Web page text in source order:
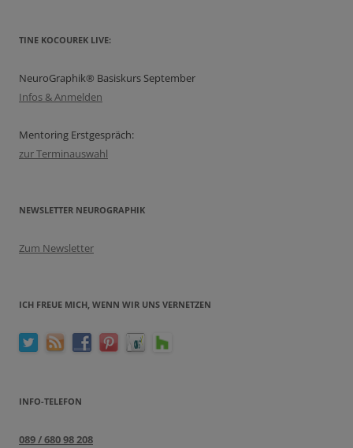
TINE KOCOUREK LIVE:
NeuroGraphik® Basiskurs September
Infos & Anmelden
Mentoring Erstgespräch:
zur Terminauswahl
NEWSLETTER NEUROGRAPHIK
Zum Newsletter
ICH FREUE MICH, WENN WIR UNS VERNETZEN
INFO-TELEFON
089 / 680 98 208